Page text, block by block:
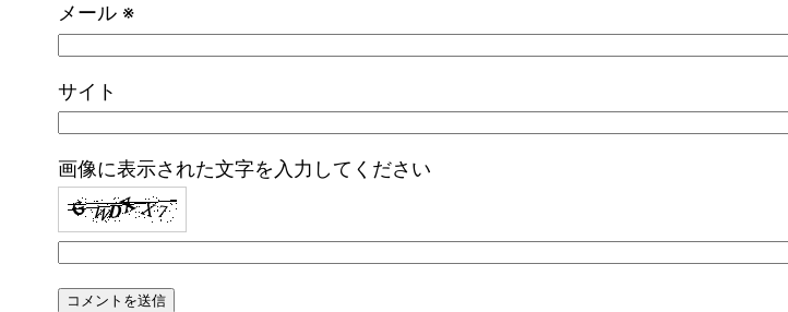
メール ※
サイト
画像に表示された文字を入力してください